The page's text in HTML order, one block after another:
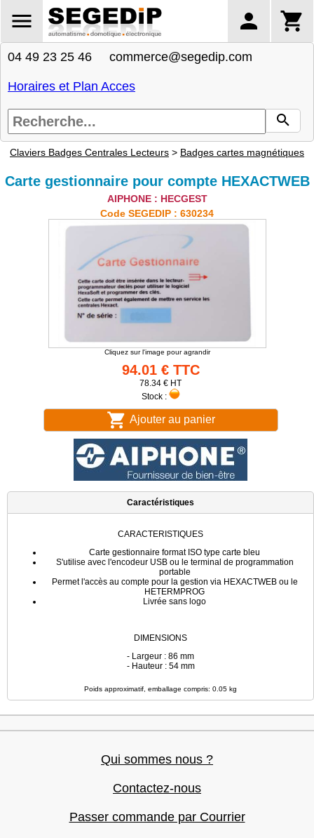
04 49 23 25 46 commerce@segedip.com
Horaires et Plan Acces
Claviers Badges Centrales Lecteurs > Badges cartes magnétiques
Carte gestionnaire pour compte HEXACTWEB
AIPHONE : HECGEST
Code SEGEDIP : 630234
Cliquez sur l'image pour agrandir
94.01 € TTC
78.34 € HT
Stock :
Ajouter au panier
Caractéristiques
CARACTERISTIQUES
Carte gestionnaire format ISO type carte bleu
S'utilise avec l'encodeur USB ou le terminal de programmation
portable
Permet l'accès au compte pour la gestion via HEXACTWEB ou le
HETERMPROG
Livrée sans logo
DIMENSIONS
- Largeur : 86 mm
- Hauteur : 54 mm
Poids approximatif, emballage compris: 0.05 kg
Qui sommes nous ?
Contactez-nous
Passer commande par Courrier